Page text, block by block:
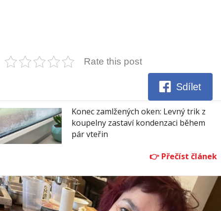
Rate this post
Sdílet
Konec zamlžených oken: Levný trik z
koupelny zastaví kondenzaci během
pár vteřin